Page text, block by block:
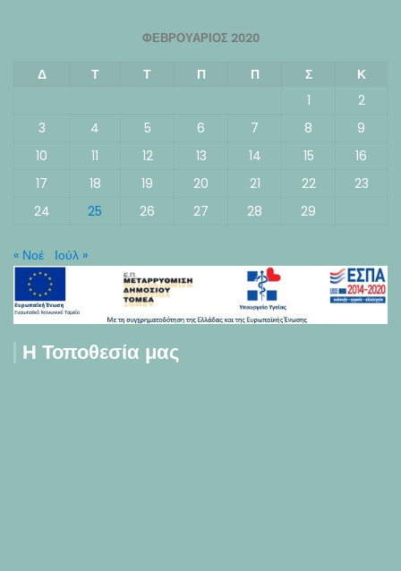
ΦΕΒΡΟΥΆΡΙΟΣ 2020
Δ Τ Τ Π Π Σ
Κ
1
2
3
4 5 6 7 8
9
10
11 12 13 14 15
16
17
18 19 20 21 22
23
24
25 26 27 28 29
« Νοέ Ιούλ »
Η Τοποθεσία μας